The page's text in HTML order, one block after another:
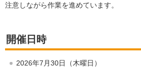
注意しながら作業を進めています。
開催日時
2026年7月30日（木曜日）